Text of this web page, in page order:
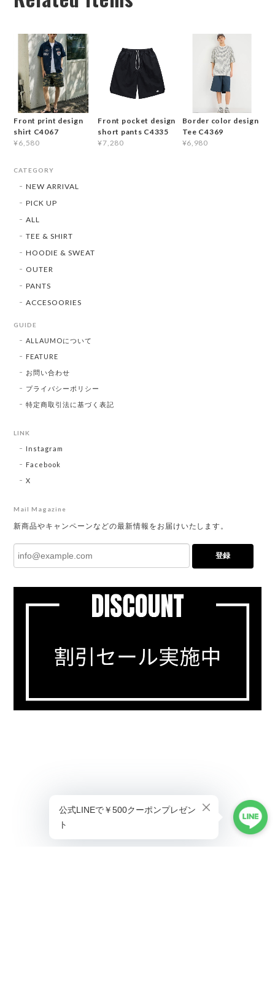
Front print design
shirt C4067
¥6,580
Front pocket design
short pants C4335
¥7,280
Border color design
Tee C4369
¥6,980
CATEGORY
NEW ARRIVAL
PICK UP
ALL
TEE & SHIRT
HOODIE & SWEAT
OUTER
PANTS
ACCESOORIES
GUIDE
ALLAUMOについて
FEATURE
お問い合わせ
プライバシーポリシー
特定商取引法に基づく表記
LINK
Instagram
Facebook
X
Mail Magazine
新商品やキャンペーンなどの最新情報をお届けいたします。
登録